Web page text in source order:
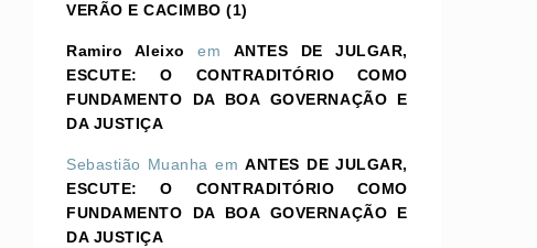
VERÃO E CACIMBO (1)
Ramiro Aleixo em ANTES DE JULGAR,
ESCUTE: O CONTRADITÓRIO COMO
FUNDAMENTO DA BOA GOVERNAÇÃO E
DA JUSTIÇA
Sebastião Muanha emANTES DE JULGAR,
ESCUTE: O CONTRADITÓRIO COMO
FUNDAMENTO DA BOA GOVERNAÇÃO E
DA JUSTIÇA